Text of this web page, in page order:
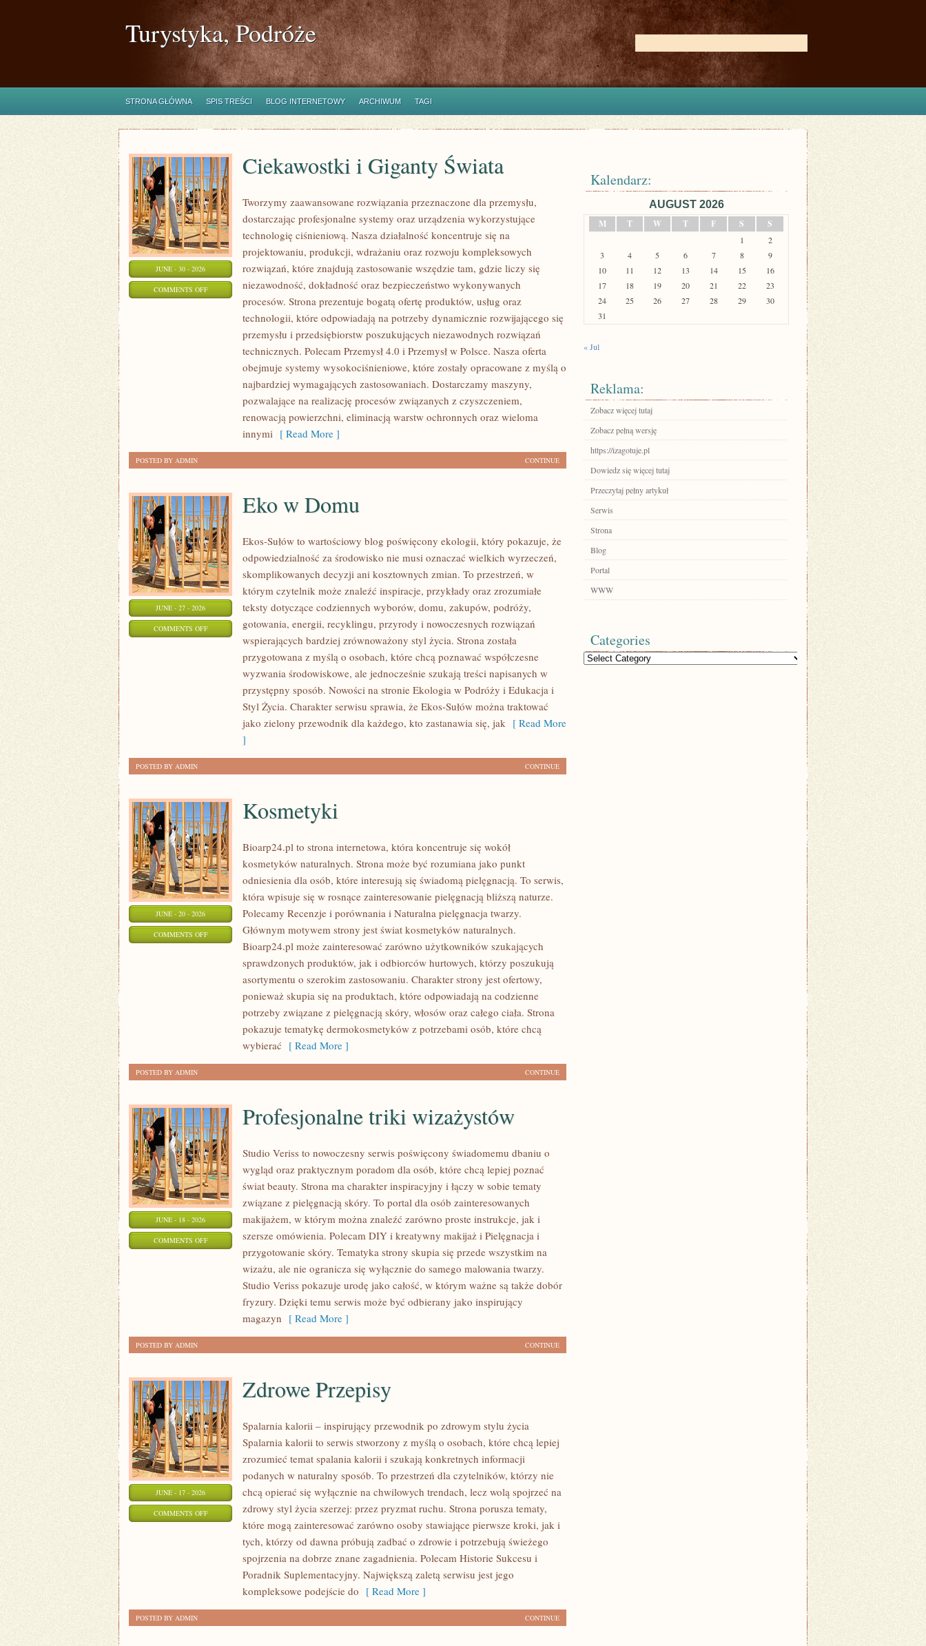
Turystyka, Podróże
STRONA GŁÓWNA SPIS TREŚCI BLOG INTERNETOWY ARCHIWUM TAGI
JUNE - 30 - 2026
COMMENTS OFFON
CIEKAWOSTKI
Ciekawostki i Giganty Świata
Tworzymy zaawansowane rozwiązania przeznaczone dla przemysłu,
dostarczając profesjonalne systemy oraz urządzenia wykorzystujące
technologię ciśnieniową. Nasza działalność koncentruje się na
projektowaniu, produkcji, wdrażaniu oraz rozwoju kompleksowych
rozwiązań, które znajdują zastosowanie wszędzie tam, gdzie liczy się
niezawodność, dokładność oraz bezpieczeństwo wykonywanych
procesów. Strona prezentuje bogatą ofertę produktów, usług oraz
technologii, które odpowiadają na potrzeby dynamicznie rozwijającego się
przemysłu i przedsiębiorstw poszukujących niezawodnych rozwiązań
technicznych. Polecam Przemysł 4.0 i Przemysł w Polsce. Nasza oferta
obejmuje systemy wysokociśnieniowe, które zostały opracowane z myślą o
najbardziej wymagających zastosowaniach. Dostarczamy maszyny,
pozwalające na realizację procesów związanych z czyszczeniem,
renowacją powierzchni, eliminacją warstw ochronnych oraz wieloma
innymi [ Read More ]
CONTINUE
POSTED BY ADMIN
JUNE - 27 - 2026
COMMENTS OFFON
Eko w Domu
Ekos-Sułów to wartościowy blog poświęcony ekologii, który pokazuje, że
odpowiedzialność za środowisko nie musi oznaczać wielkich wyrzeczeń,
skomplikowanych decyzji ani kosztownych zmian. To przestrzeń, w
którym czytelnik może znaleźć inspiracje, przykłady oraz zrozumiałe
teksty dotyczące codziennych wyborów, domu, zakupów, podróży,
gotowania, energii, recyklingu, przyrody i nowoczesnych rozwiązań
wspierających bardziej zrównoważony styl życia. Strona została
przygotowana z myślą o osobach, które chcą poznawać współczesne
wyzwania środowiskowe, ale jednocześnie szukają treści napisanych w
przystępny sposób. Nowości na stronie Ekologia w Podróży i Edukacja i
Styl Życia. Charakter serwisu sprawia, że Ekos-Sułów można traktować
jako zielony przewodnik dla każdego, kto zastanawia się, jak [ Read More
]
CONTINUE
POSTED BY ADMIN
JUNE - 20 - 2026
COMMENTS OFFON
KOSMETYKI
Kosmetyki
Bioarp24.pl to strona internetowa, która koncentruje się wokół
kosmetyków naturalnych. Strona może być rozumiana jako punkt
odniesienia dla osób, które interesują się świadomą pielęgnacją. To serwis,
która wpisuje się w rosnące zainteresowanie pielęgnacją bliższą naturze.
Polecamy Recenzje i porównania i Naturalna pielęgnacja twarzy.
Głównym motywem strony jest świat kosmetyków naturalnych.
Bioarp24.pl może zainteresować zarówno użytkowników szukających
sprawdzonych produktów, jak i odbiorców hurtowych, którzy poszukują
asortymentu o szerokim zastosowaniu. Charakter strony jest ofertowy,
ponieważ skupia się na produktach, które odpowiadają na codzienne
potrzeby związane z pielęgnacją skóry, włosów oraz całego ciała. Strona
pokazuje tematykę dermokosmetyków z potrzebami osób, które chcą
wybierać [ Read More ]
CONTINUE
POSTED BY ADMIN
JUNE - 18 - 2026
COMMENTS OFFON
PROFESJONALNE
WIZAŻYSTÓW
Profesjonalne triki wizażystów
Studio Veriss to nowoczesny serwis poświęcony świadomemu dbaniu o
wygląd oraz praktycznym poradom dla osób, które chcą lepiej poznać
świat beauty. Strona ma charakter inspiracyjny i łączy w sobie tematy
związane z pielęgnacją skóry. To portal dla osób zainteresowanych
makijażem, w którym można znaleźć zarówno proste instrukcje, jak i
szersze omówienia. Polecam DIY i kreatywny makijaż i Pielęgnacja i
przygotowanie skóry. Tematyka strony skupia się przede wszystkim na
wizażu, ale nie ogranicza się wyłącznie do samego malowania twarzy.
Studio Veriss pokazuje urodę jako całość, w którym ważne są także dobór
fryzury. Dzięki temu serwis może być odbierany jako inspirujący
magazyn [ Read More ]
CONTINUE
POSTED BY ADMIN
JUNE - 17 - 2026
COMMENTS OFFON
Zdrowe Przepisy
Spalarnia kalorii – inspirujący przewodnik po zdrowym stylu życia
Spalarnia kalorii to serwis stworzony z myślą o osobach, które chcą lepiej
zrozumieć temat spalania kalorii i szukają konkretnych informacji
podanych w naturalny sposób. To przestrzeń dla czytelników, którzy nie
chcą opierać się wyłącznie na chwilowych trendach, lecz wolą spojrzeć na
zdrowy styl życia szerzej: przez pryzmat ruchu. Strona porusza tematy,
które mogą zainteresować zarówno osoby stawiające pierwsze kroki, jak i
tych, którzy od dawna próbują zadbać o zdrowie i potrzebują świeżego
spojrzenia na dobrze znane zagadnienia. Polecam Historie Sukcesu i
Poradnik Suplementacyjny. Największą zaletą serwisu jest jego
kompleksowe podejście do [ Read More ]
CONTINUE
POSTED BY ADMIN
Kalendarz:
AUGUST 2026
M
T W T F S S
1
2
3
4 5 6 7 8
9
10
11 12 13 14 15
16
17
18 19 20 21 22
23
24
25 26 27 28 29
30
31
« Jul
Reklama:
Zobacz więcej tutaj
Zobacz pełną wersję
https://izagotuje.pl
Dowiedz się więcej tutaj
Przeczytaj pełny artykuł
Serwis
Strona
Blog
Portal
WWW
Categories
Categories